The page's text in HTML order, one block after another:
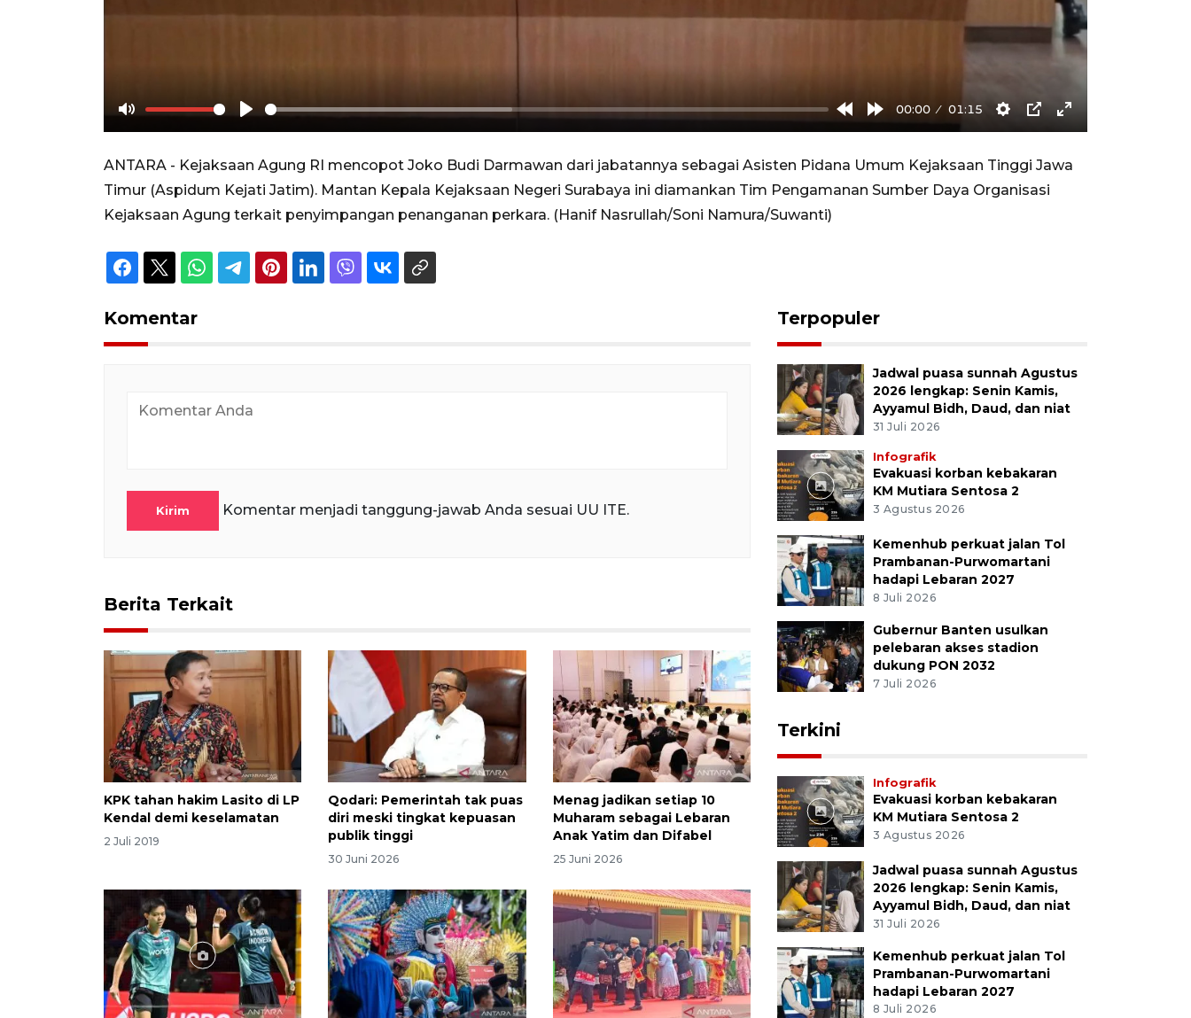
Mute Play
RewindForward
00:00 01:15
Settings
PIP Enter
ANTARA - Kejaksaan Agung RI mencopot Joko Budi Darmawan dari jabatannya sebagai Asisten Pidana Umum Kejaksaan Tinggi Jawa
Timur (Aspidum Kejati Jatim). Mantan Kepala Kejaksaan Negeri Surabaya ini diamankan Tim Pengamanan Sumber Daya Organisasi
Kejaksaan Agung terkait penyimpangan penanganan perkara. (Hanif Nasrullah/Soni Namura/Suwanti)
Komentar
Kirim Komentar menjadi tanggung-jawab Anda sesuai UU ITE.
Berita Terkait
KPK tahan hakim Lasito di LP
Kendal demi keselamatan
2 Juli 2019
Qodari: Pemerintah tak puas
diri meski tingkat kepuasan
publik tinggi
30 Juni 2026
Menag jadikan setiap 10
Muharam sebagai Lebaran
Anak Yatim dan Difabel
25 Juni 2026
Terpopuler
Jadwal puasa sunnah Agustus
2026 lengkap: Senin Kamis,
Ayyamul Bidh, Daud, dan niat
31 Juli 2026
Infografik
Evakuasi korban kebakaran
KM Mutiara Sentosa 2
3 Agustus 2026
Kemenhub perkuat jalan Tol
Prambanan-Purwomartani
hadapi Lebaran 2027
8 Juli 2026
Gubernur Banten usulkan
pelebaran akses stadion
dukung PON 2032
7 Juli 2026
Terkini
Infografik
Evakuasi korban kebakaran
KM Mutiara Sentosa 2
3 Agustus 2026
Jadwal puasa sunnah Agustus
2026 lengkap: Senin Kamis,
Ayyamul Bidh, Daud, dan niat
31 Juli 2026
Kemenhub perkuat jalan Tol
Prambanan-Purwomartani
hadapi Lebaran 2027
8 Juli 2026